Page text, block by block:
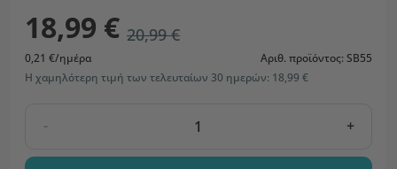
18,99 € 20,99 €
0,21 €/ημέρα
Αριθ. προϊόντος: SB55
Η χαμηλότερη τιμή των τελευταίων 30 ημερών: 18,99 €
- +